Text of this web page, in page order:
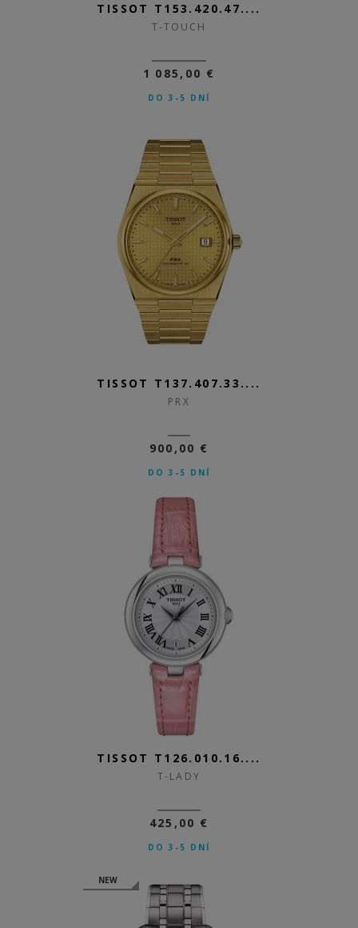
TISSOT T153.420.47....
T-TOUCH
1 085,00 €
DO 3-5 DNÍ
TISSOT T137.407.33....
PRX
900,00 €
DO 3-5 DNÍ
TISSOT T126.010.16....
T-LADY
425,00 €
DO 3-5 DNÍ
NEW